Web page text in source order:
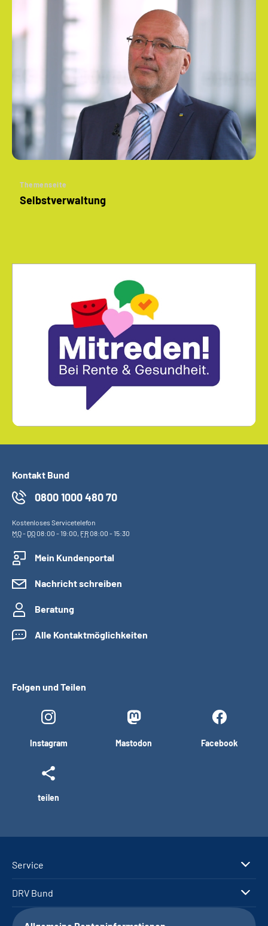
Themenseite
Selbstverwaltung
Kontakt Bund
0800 1000 480 70
Kostenloses Servicetelefon
MO- DO08:00 - 19:00, FR08:00 - 15:30
Mein Kundenportal
Nachricht schreiben
Beratung
Alle Kontaktmöglichkeiten
Folgen und Teilen
Instagram Mastodon Facebook
teilen
Service
DRV Bund